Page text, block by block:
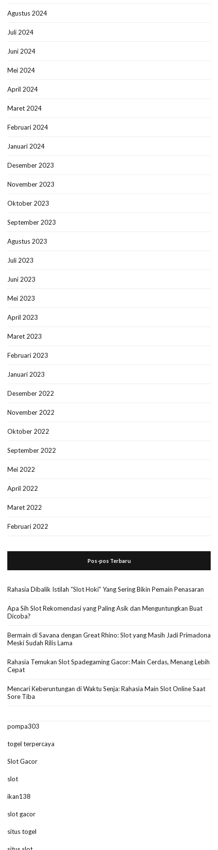
Agustus 2024
Juli 2024
Juni 2024
Mei 2024
April 2024
Maret 2024
Februari 2024
Januari 2024
Desember 2023
November 2023
Oktober 2023
September 2023
Agustus 2023
Juli 2023
Juni 2023
Mei 2023
April 2023
Maret 2023
Februari 2023
Januari 2023
Desember 2022
November 2022
Oktober 2022
September 2022
Mei 2022
April 2022
Maret 2022
Februari 2022
Pos-pos Terbaru
Rahasia Dibalik Istilah “Slot Hoki” Yang Sering Bikin Pemain Penasaran
Apa Sih Slot Rekomendasi yang Paling Asik dan Menguntungkan Buat
Dicoba?
Bermain di Savana dengan Great Rhino: Slot yang Masih Jadi Primadona
Meski Sudah Rilis Lama
Rahasia Temukan Slot Spadegaming Gacor: Main Cerdas, Menang Lebih
Cepat
Mencari Keberuntungan di Waktu Senja: Rahasia Main Slot Online Saat
Sore Tiba
pompa303
togel terpercaya
Slot Gacor
slot
ikan138
slot gacor
situs togel